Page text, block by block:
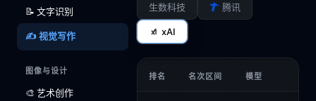
📝 文字识别
✍️ 视觉写作
图像与设计
🎨 艺术创作
生数科技 腾讯
xAI
排名 名次区间 模型